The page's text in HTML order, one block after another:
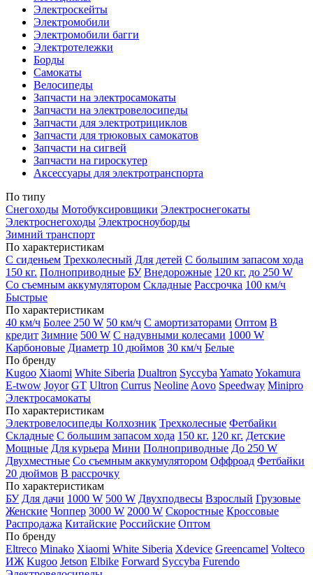
Электроскейты
Электромобили
Электромобили багги
Электротележки
Борды
Самокаты
Велосипеды
Запчасти на электросамокаты
Запчасти на электровелосипеды
Запчасти для электротрициклов
Запчасти для трюковых самокатов
Запчасти на сигвей
Запчасти на гироскутер
Аксессуары для электротранспорта
По типу
Снегоходы Мотобуксировщики Электроснегокаты
Электроснегоходы Электросноуборды
Зимний транспорт
По характеристикам
С сиденьем Трехколесный Для детей С большим запасом хода
150 кг. Полноприводные БУ Внедорожные 120 кг. до 250 W
Со съемным аккумулятором Складные Рассрочка 100 км/ч
Быстрые
По характеристикам
40 км/ч Более 250 W 50 км/ч С амортизаторами Оптом В
кредит Зимние 500 W С надувными колесами 1000 W
Карбоновые Диаметр 10 дюймов 30 км/ч Белые
По бренду
Kugoo Xiaomi White Siberia Dualtron Syccyba YamatoYokamura
E-twow Joyor GT Ultron Currus Neoline Aovo Speedway Minipro
Электросамокаты
По характеристикам
Электровелосипеды Колхозник Трехколесные Фетбайки
Складные С большим запасом хода 150 кг. 120 кг. Детские
Мощные Для курьера Мини Полноприводные До 250 W
Двухместные Со съемным аккумулятором Оффроад Фетбайки
20 дюймов В рассрочку
По характеристикам
БУ Для дачи 1000 W 500 W Двухподвесы Взрослый Грузовые
Женские Чоппер 3000 W 2000 W Скоростные Кроссовые
Распродажа Китайские Российские Оптом
По бренду
Eltreco Minako Xiaomi White Siberia Xdevice Greencamel Volteco
ИЖ Kugoo Jetson Elbike Forward Syccyba Furendo